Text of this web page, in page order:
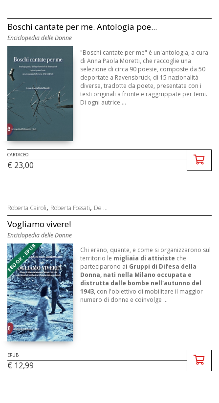
Boschi cantate per me. Antologia poe...
Enciclopedia delle Donne
"Boschi cantate per me" è un'antologia, a cura
di Anna Paola Moretti, che raccoglie una
selezione di circa 90 poesie, composte da 50
deportate a Ravensbrück, di 15 nazionalità
diverse, tradotte da poete, presentate con i
testi originali a fronte e raggruppate per temi.
Di ogni autrice ...
CARTACEO
€ 23,00
Roberta Cairoli, Roberta Fossati, De ...
Vogliamo vivere!
Enciclopedia delle Donne
EBOOK - EPUB
Chi erano, quante, e come si organizzarono sul
territorio le migliaia di attiviste che
parteciparono ai Gruppi di Difesa della
Donna, nati nella Milano occupata e
distrutta dalle bombe nell'autunno del
1943, con l'obiettivo di mobilitare il maggior
numero di donne e coinvolge ...
EPUB
€ 12,99